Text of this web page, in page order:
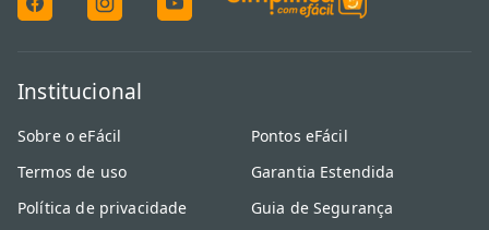
Institucional
Sobre o eFácil
Termos de uso
Política de privacidade
Pontos eFácil
Garantia Estendida
Guia de Segurança